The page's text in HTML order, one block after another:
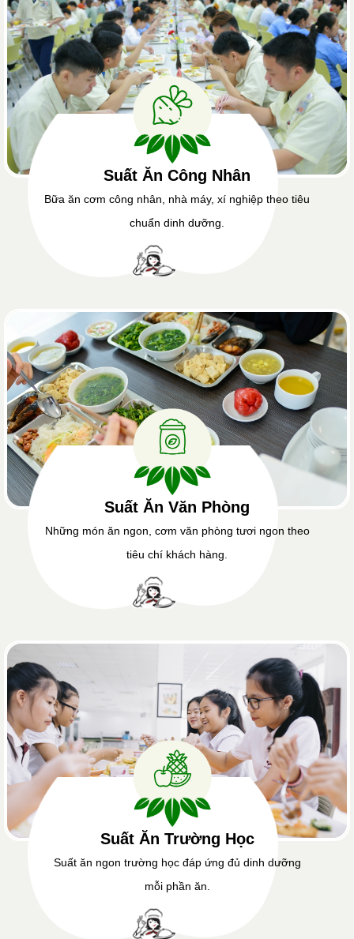
Suất Ăn Công Nhân
Bữa ăn cơm công nhân, nhà máy, xí nghiệp theo tiêu
chuẩn dinh dưỡng.
Suất Ăn Văn Phòng
Những món ăn ngon, cơm văn phòng tươi ngon theo
tiêu chí khách hàng.
Suất Ăn Trường Học
Suất ăn ngon trường học đáp ứng đủ dinh dưỡng
mỗi phần ăn.